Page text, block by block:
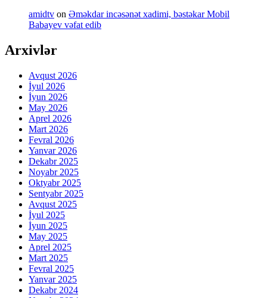
amidtv on Əməkdar incəsənət xadimi, bəstəkar Mobil
Babayev vəfat edib
Arxivlər
Avqust 2026
İyul 2026
İyun 2026
May 2026
Aprel 2026
Mart 2026
Fevral 2026
Yanvar 2026
Dekabr 2025
Noyabr 2025
Oktyabr 2025
Sentyabr 2025
Avqust 2025
İyul 2025
İyun 2025
May 2025
Aprel 2025
Mart 2025
Fevral 2025
Yanvar 2025
Dekabr 2024